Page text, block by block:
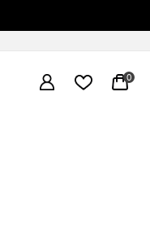
0